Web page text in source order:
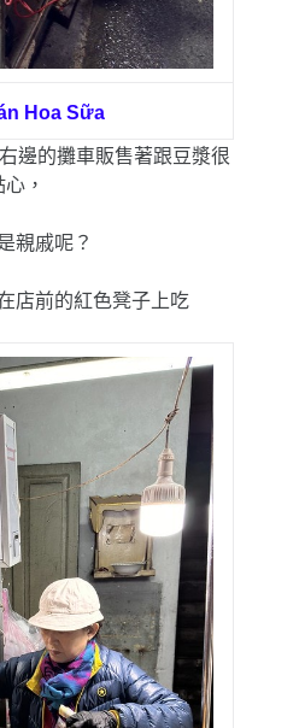
Hoa Sữa
邊的攤車販售著跟豆漿很
，
親戚呢？
店前的紅色凳子上吃